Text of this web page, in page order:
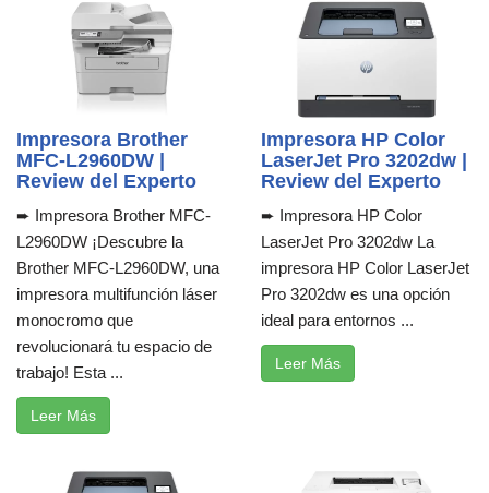
Impresora Brother
MFC-L2960DW |
Review del Experto
➨ Impresora Brother MFC-
L2960DW ¡Descubre la
Brother MFC-L2960DW, una
impresora multifunción láser
monocromo que
revolucionará tu espacio de
trabajo! Esta ...
Leer Más
Impresora HP Color
LaserJet Pro 3202dw |
Review del Experto
➨ Impresora HP Color
LaserJet Pro 3202dw La
impresora HP Color LaserJet
Pro 3202dw es una opción
ideal para entornos ...
Leer Más